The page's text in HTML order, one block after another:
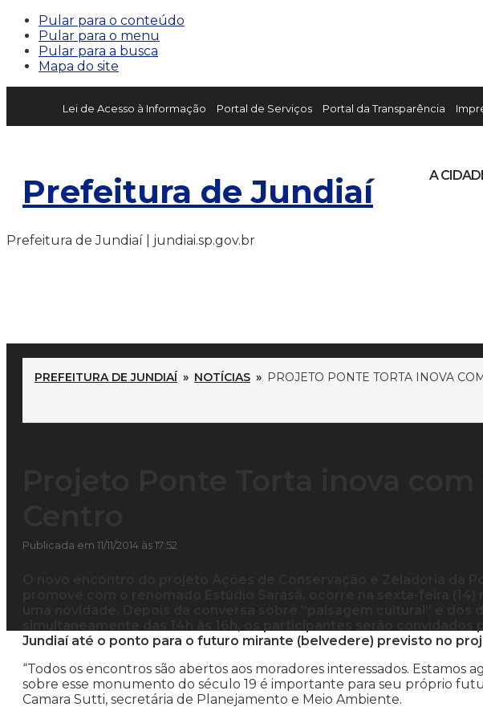
Pular para o conteúdo
Pular para o menu
Pular para a busca
Mapa do site
Lei de Acesso à Informação Portal de Serviços Portal da Transparência
Prefeitura de Jundiaí A
Prefeitura de Jundiaí | jundiai.sp.gov.br
PREFEITURA DE JUNDIAÍ » NOTÍCIAS » PROJETO PONTE TORTA INOVA
Publicada em 11/11/2014 às 17:52
Jundiaí até o ponto para o futuro mirante (belvedere) previsto no
“Todos os encontros são abertos aos moradores interessados.
sobre esse monumento do século 19 é importante para seu próprio
Camara Sutti, secretária de Planejamento e Meio Ambiente.